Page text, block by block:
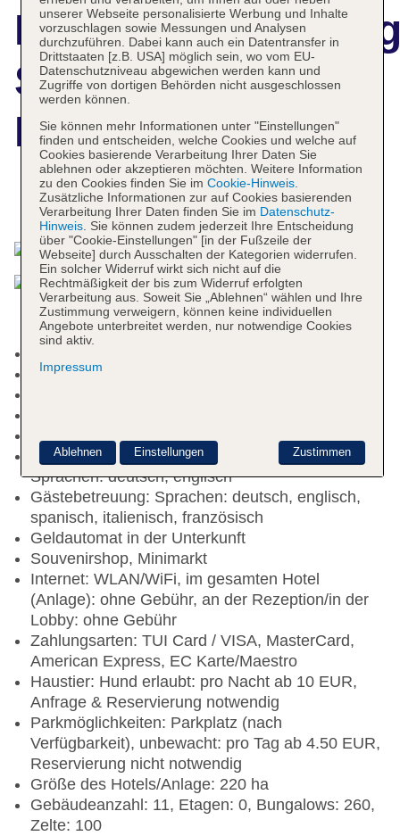
Serengeti-Park
Hodenhagen
Das bietet Ihre Unterkunft
Check-in Zeit ab 16:00 Uhr
Rezeption: täglich 08:00 Uhr - 19:30 Uhr,
Sprachen: deutsch, englisch
Gästebetreuung: Sprachen: deutsch, englisch,
spanisch, italienisch, französisch
Geldautomat in der Unterkunft
Souvenirshop, Minimarkt
Internet: WLAN/WiFi, im gesamten Hotel
(Anlage): ohne Gebühr, an der Rezeption/in der
Lobby: ohne Gebühr
Zahlungsarten: TUI Card / VISA, MasterCard,
American Express, EC Karte/Maestro
Haustier: Hund erlaubt: pro Nacht ab 10 EUR,
Anfrage & Reservierung notwendig
Parkmöglichkeiten: Parkplatz (nach
Verfügbarkeit), unbewacht: pro Tag ab 4.50 EUR,
Reservierung nicht notwendig
Größe des Hotels/Anlage: 220 ha
Gebäudeanzahl: 11, Etagen: 0, Bungalows: 260,
Zelte: 100
unserer Webseite personalisierte Werbung und Inhalte
vorzuschlagen sowie Messungen und Analysen
durchzuführen. Dabei kann auch ein Datentransfer in
Drittstaaten [z.B. USA] möglich sein, wo vom EU-
Datenschutzniveau abgewichen werden kann und
Zugriffe von dortigen Behörden nicht ausgeschlossen
werden können.
Sie können mehr Informationen unter "Einstellungen"
finden und entscheiden, welche Cookies und welche auf
Cookies basierende Verarbeitung Ihrer Daten Sie
ablehnen oder akzeptieren möchten. Weitere Information
zu den Cookies finden Sie im Cookie-Hinweis.
Zusätzliche Informationen zur auf Cookies basierenden
Verarbeitung Ihrer Daten finden Sie im Datenschutz-
Hinweis. Sie können zudem jederzeit Ihre Entscheidung
über "Cookie-Einstellungen" [in der Fußzeile der
Webseite] durch Ausschalten der Kategorien widerrufen.
Ein solcher Widerruf wirkt sich nicht auf die
Rechtmäßigkeit der bis zum Widerruf erfolgten
Verarbeitung aus. Soweit Sie „Ablehnen“ wählen und Ihre
Zustimmung verweigern, können keine individuellen
Angebote unterbreitet werden, nur notwendige Cookies
sind aktiv.
Impressum
Zustimmen
Ablehnen Einstellungen